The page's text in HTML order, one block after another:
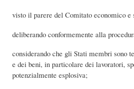
visto il parere del Comitato economico e
deliberando conformemente alla
considerando che gli Stati membri sono
e dei beni, in particolare dei lavoratori,
potenzialmente esplosiva;